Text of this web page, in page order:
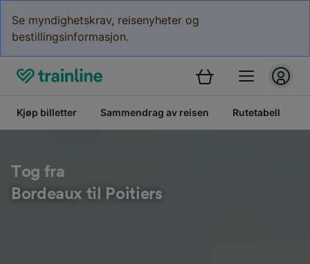
Se myndighetskrav, reisenyheter og
bestillingsinformasjon.
Kjøp billetter Sammendrag av reisen Rutetabell
Tog fra
Bordeaux til Poitiers